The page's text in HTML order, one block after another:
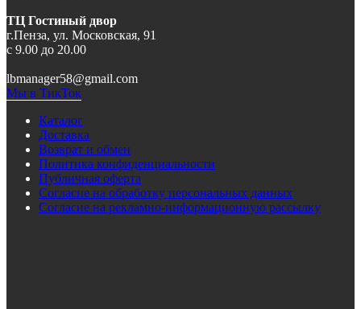
ТЦ Гостиный двор
г.Пенза, ул. Московская, 91
с 9.00 до 20.00
lbmanager58@gmail.com
Мы в ТикТок
Каталог
Доставка
Возврат и обмен
Политика конфиденциальности
Публичная оферта
Согласие на обработку персональных данных
Согласие на рекламно-информационную рассылку